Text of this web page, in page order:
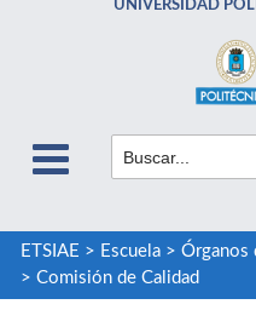
UNIVERSIDAD
ETSIAE > Escuela> Órganos
> Comisión de Calidad